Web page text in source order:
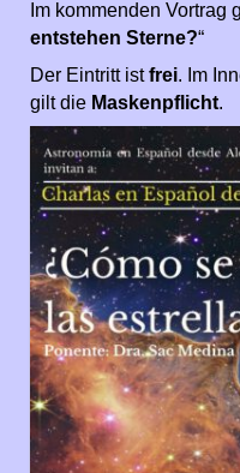
Im kommenden Vortrag
entstehen Sterne?“
Der Eintritt istfrei. Im
gilt die Maskenpflicht.